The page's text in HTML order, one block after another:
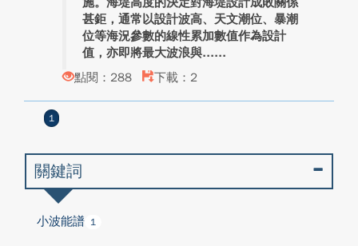
甚鉅，通常以設計波高、天文潮位、暴潮
位等海況參數的線性累加數值作為設計
值，亦即將最大波浪與...
點閱：288
下載：2
1
關鍵詞
小波能譜 1